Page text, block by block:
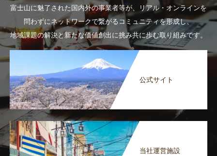
富士山に魅了された国内外の事業者等が、リアル・オンラインを
問わずにネットワークで繋がるコミュニティを形成し、
地域課題の解決と新たな価値創出に挑み共に歩む取り組みです。
公式サイト
当社運営施設